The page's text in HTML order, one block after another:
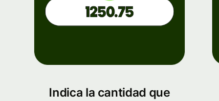
Indica la cantidad que